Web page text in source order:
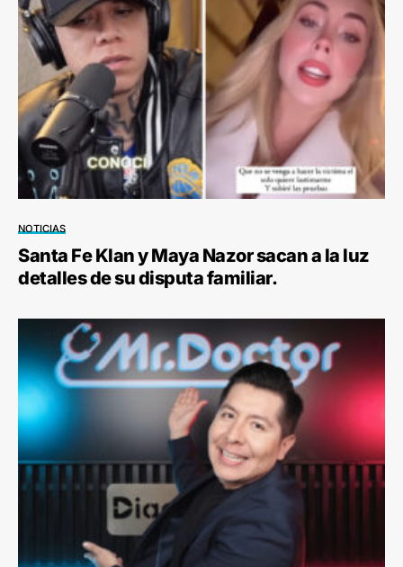
NOTICIAS
Santa Fe Klan y Maya Nazor sacan a la luz
detalles de su disputa familiar.